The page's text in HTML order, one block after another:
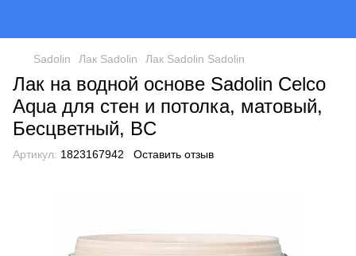
Sadolin Лак Sadolin Лак Sadolin Sadolin
Лак на водной основе Sadolin Celco
Aqua для стен и потолка, матовый,
Бесцветный, BC
Артикул: 1823167942 Оставить отзыв